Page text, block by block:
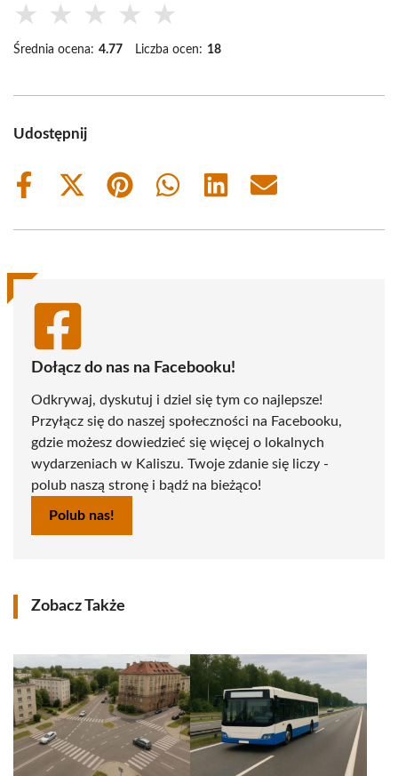
★ ★ ★ ★ ★
Średnia ocena: 4.77 Liczba ocen: 18
Udostępnij
Share
Share
(Twitter)
Share
Share
Share
Share
Dołącz do nas na Facebooku!
Odkrywaj, dyskutuj i dziel się tym co najlepsze!
Przyłącz się do naszej społeczności na Facebooku,
gdzie możesz dowiedzieć się więcej o lokalnych
wydarzeniach w Kaliszu. Twoje zdanie się liczy -
polub naszą stronę i bądź na bieżąco!
Polub nas!
Zobacz Także